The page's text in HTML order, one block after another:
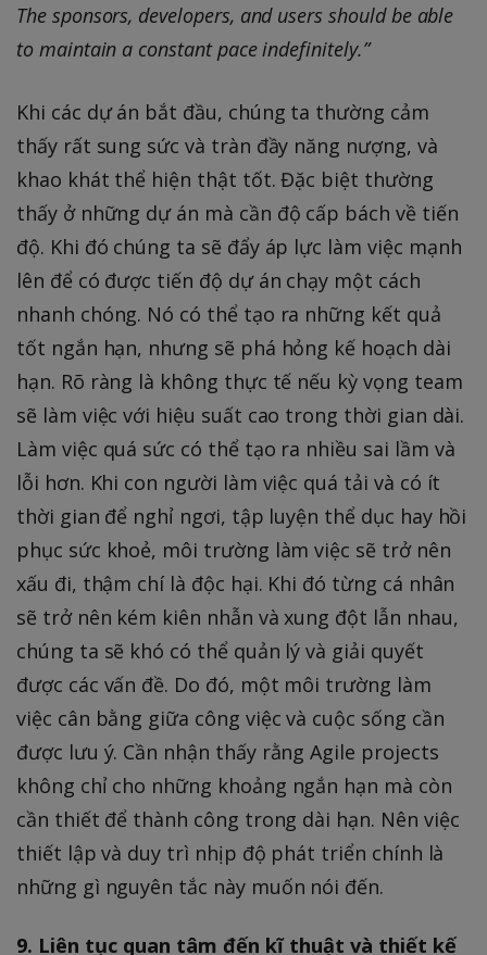
The sponsors, developers, and users should be able
to maintain a constant pace indefinitely.”
Khi các dự án bắt đầu, chúng ta thường cảm
thấy rất sung sức và tràn đầy năng nượng, và
khao khát thể hiện thật tốt. Đặc biệt thường
thấy ở những dự án mà cần độ cấp bách về tiến
độ. Khi đó chúng ta sẽ đẩy áp lực làm việc mạnh
lên để có được tiến độ dự án chạy một cách
nhanh chóng. Nó có thể tạo ra những kết quả
tốt ngắn hạn, nhưng sẽ phá hỏng kế hoạch dài
hạn. Rõ ràng là không thực tế nếu kỳ vọng team
sẽ làm việc với hiệu suất cao trong thời gian dài.
Làm việc quá sức có thể tạo ra nhiều sai lầm và
lỗi hơn. Khi con người làm việc quá tải và có ít
thời gian để nghỉ ngơi, tập luyện thể dục hay hồi
phục sức khoẻ, môi trường làm việc sẽ trở nên
xấu đi, thậm chí là độc hại. Khi đó từng cá nhân
sẽ trở nên kém kiên nhẫn và xung đột lẫn nhau,
chúng ta sẽ khó có thể quản lý và giải quyết
được các vấn đề. Do đó, một môi trường làm
việc cân bằng giữa công việc và cuộc sống cần
được lưu ý. Cần nhận thấy rằng Agile projects
không chỉ cho những khoảng ngắn hạn mà còn
cần thiết để thành công trong dài hạn. Nên việc
thiết lập và duy trì nhịp độ phát triển chính là
những gì nguyên tắc này muốn nói đến.
9. Liên tục quan tâm đến kĩ thuật và thiết kế